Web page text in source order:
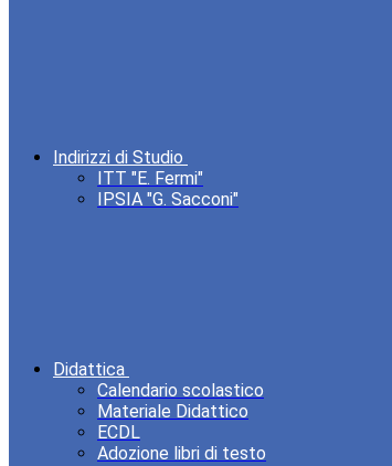
Indirizzi di Studio
ITT "E. Fermi"
IPSIA "G. Sacconi"
Didattica
Calendario scolastico
Materiale Didattico
ECDL
Adozione libri di testo